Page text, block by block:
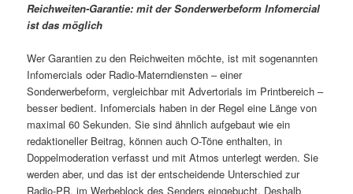
Reichweiten-Garantie: mit der Sonderwerbeform Infomercial
ist das möglich
Wer Garantien zu den Reichweiten möchte, ist mit sogenannten
Infomercials oder Radio-Materndiensten – einer
Sonderwerbeform, vergleichbar mit Advertorials im Printbereich –
besser bedient. Infomercials haben in der Regel eine Länge von
maximal 60 Sekunden. Sie sind ähnlich aufgebaut wie ein
redaktioneller Beitrag, können auch O-Töne enthalten, in
Doppelmoderation verfasst und mit Atmos unterlegt werden. Sie
werden aber, und das ist der entscheidende Unterschied zur
Radio-PR, im Werbeblock des Senders eingebucht. Deshalb